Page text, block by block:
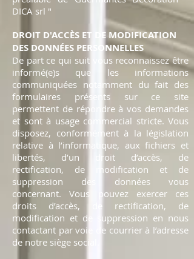
DICA srl "
DROIT D'ACCÈS ET DE MODIFICATION
DES DONNÉES PERSONNELLES
De part ce qui suit vous reconnaissez être
informé(e)s que les informations
communiquées notamment du fait des
formulaires présents sur ce site
permettent de répondre à vos demandes
et sont à usage commercial stricte. Vous
disposez, conformément à la législation
relative à l’informatique, aux fichiers et
libertés, d’un droit d’accès, de
rectification, de modification et de
suppression des données vous
concernant. Vous pouvez exercer ces
droits d’accès, de rectification, de
modification et de suppression en nous
contactant par voie de courrier à l’adresse
de notre siège social.